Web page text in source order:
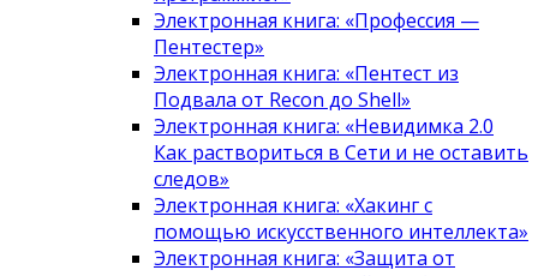
Электронная книга: «Профессия —
Пентестер»
Электронная книга: «Пентест из
Подвала от Recon до Shell»
Электронная книга: «Невидимка 2.0
Как раствориться в Сети и не оставить
следов»
Электронная книга: «Хакинг с
помощью искусственного интеллекта»
Электронная книга: «Защита от